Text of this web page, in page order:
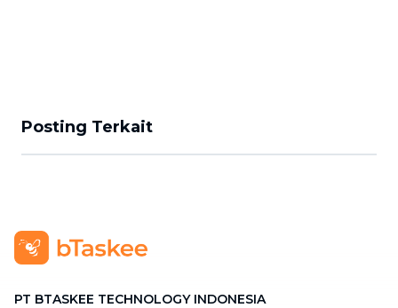
Posting Terkait
PT BTASKEE TECHNOLOGY INDONESIA